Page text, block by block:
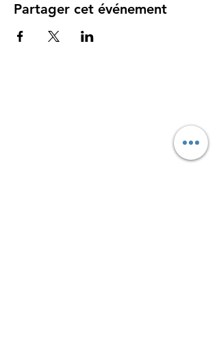
Partager cet événement